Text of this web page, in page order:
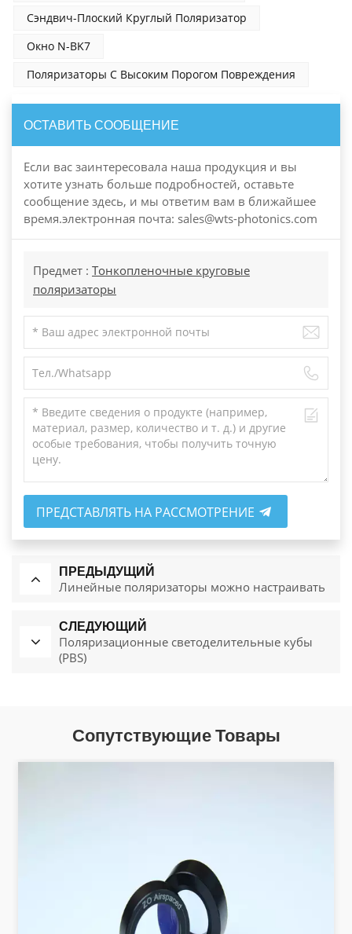
Сэндвич-Плоский Круглый Поляризатор
Окно N-BK7
Поляризаторы С Высоким Порогом Повреждения
ОСТАВИТЬ СООБЩЕНИЕ
Если вас заинтересовала наша продукция и вы
хотите узнать больше подробностей, оставьте
сообщение здесь, и мы ответим вам в ближайшее
время.электронная почта: sales@wts-photonics.com
Предмет : Тонкопленочные круговые
поляризаторы
ПРЕДСТАВЛЯТЬ НА РАССМОТРЕНИЕ
ПРЕДЫДУЩИЙ
Линейные поляризаторы можно настраивать
СЛЕДУЮЩИЙ
Поляризационные светоделительные кубы
(PBS)
Сопутствующие Товары